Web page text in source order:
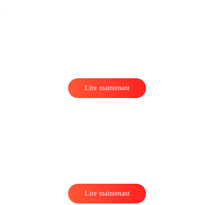
Lire maintenant
Lire maintenant